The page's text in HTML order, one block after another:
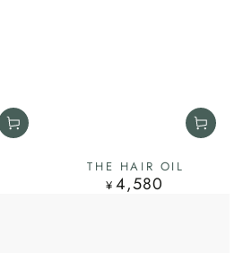
THE HAIR OIL
定
¥ 4,580